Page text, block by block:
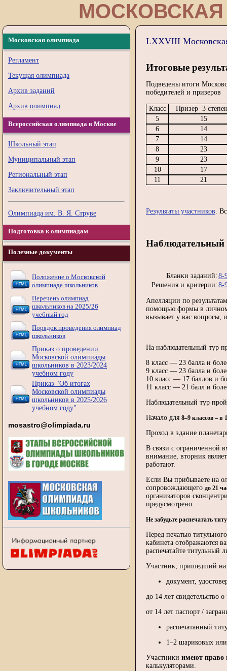
Московская олимпиада
Регламент
Текущая олимпиада
Архив заданий
Архив олимпиад
Всероссийская олимпиада в Москве
Школьный этап
Муниципальный этап
Региональный этап
Заключительный этап
Олимпиада им. В. Я. Струве
Подготовка к олимпиадам
Полезные документы
Положение о Московской
олимпиаде школьников
Перечень олимпиад
школьников на 2025/26
учебный год
Порядок проведения олимпиад
школьников
Приказ о проведении
Московской олимпиады
школьников в 2023/2024
учебном году
Приказ "Об итогах
Московской олимпиады
школьников в 2025/2026
учебном году"
mosastro@olimpiada.ru
LXXVIII
Итоговые
Подведены итоги
победителей и призеров
Класс
Призер 3
5
15
6
14
7
14
8
23
9
23
10
17
11
21
Результаты участников.
Наблюдательный
Бланки заданий: 8-
Решения и критерии: 8-
Апелляции по
помощью формы в
вызывает у вас вопросы,
На наблюдательный тур
8 класс — 23 балла и
9 класс — 23 балла и
10 класс — 17 баллов и
11 класс — 21 балл и
Наблюдательный тур
Начало для 8–9 классов – в
Проход в здание
В связи с ограниченной
внимание, вторник
работают.
Если Вы прибываете на
сопровождающего до 21
организаторов
предусмотрено.
Не забудьте распечатать
Перед печатью
кабинета отображаются
распечатайте титульный
Участник, пришедший
документ,
до 14 лет свидетельство
от 14 лет паспорт /
распечатанный
1–2 шариковых
Участники имеют право
калькуляторами.